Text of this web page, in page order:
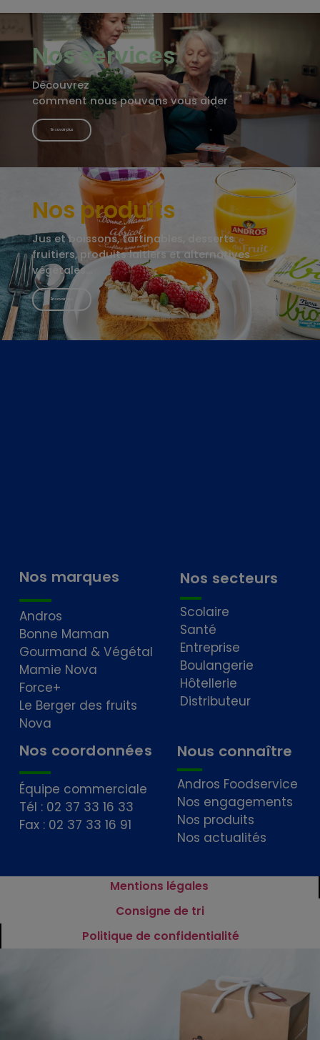
Nos services
Découvrez
comment nous pouvons vous aider
En savoir plus
Nos produits
Jus et boissons, tartinables, desserts
fruitiers, produits laitiers et alternatives
végétales…
En savoir plus
Nos marques
Andros
Bonne Maman
Gourmand & Végétal
Mamie Nova
Force+
Le Berger des fruits
Nova
Nos secteurs
Scolaire
Santé
Entreprise
Boulangerie
Hôtellerie
Distributeur
Nos coordonnées
Équipe commerciale
Tél : 02 37 33 16 33
Fax : 02 37 33 16 91
Nous connaître
Andros Foodservice
Nos engagements
Nos produits
Nos actualités
Mentions légales
Consigne de tri
Politique de confidentialité